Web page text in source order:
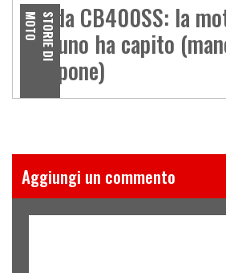
S
T
O
R
I
E
D
I
M
O
T
O
Honda CB400SS: la
nessuno ha capito
Giappone)
Aggiungi un commento